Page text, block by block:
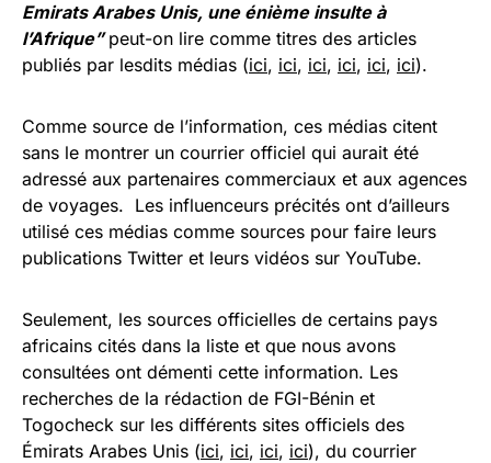
Emirats Arabes Unis, une énième insulte à
l’Afrique”peut-on lire comme titres des articles
publiés par lesdits médias (ici, ici, ici, ici, ici, ici).
Comme source de l’information, ces médias citent
sans le montrer un courrier officiel qui aurait été
adressé aux partenaires commerciaux et aux agences
de voyages. Les influenceurs précités ont d’ailleurs
utilisé ces médias comme sources pour faire leurs
publications Twitter et leurs vidéos sur YouTube.
Seulement, les sources officielles de certains pays
africains cités dans la liste et que nous avons
consultées ont démenti cette information. Les
recherches de la rédaction de FGI-Bénin et
Togocheck sur les différents sites officiels des
Émirats Arabes Unis (ici, ici, ici, ici), du courrier